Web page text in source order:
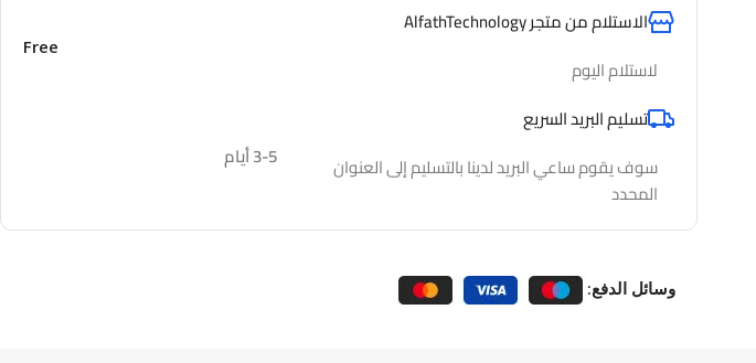
الاستلام من متجر AlfathTechnology
لاستلام اليوم
Free
تسليم البريد السريع
سوف يقوم ساعي البريد لدينا بالتسليم إلى العنوان
المحدد
3-5 أيام
وسائل الدفع: